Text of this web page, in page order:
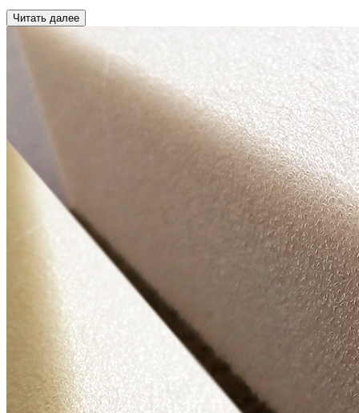
Читать далее